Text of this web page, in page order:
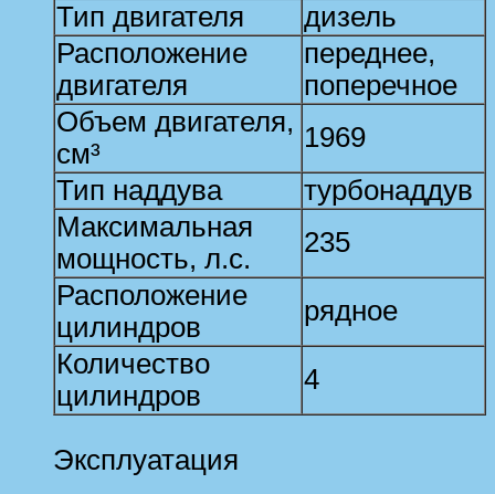
Тип двигателя
дизель
Расположение
двигателя
переднее,
поперечное
Объем двигателя,
см³
1969
Тип наддува
турбонаддув
Максимальная
мощность, л.с.
235
Расположение
цилиндров
рядное
Количество
цилиндров
4
Эксплуатация